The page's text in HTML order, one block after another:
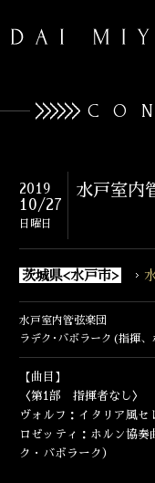
2019
10/27
日曜日
水戸室内
茨城県<水戸市>
水戸室内管弦楽団
ラデク･バボラーク(指揮、
【曲目】
〈第1部 指揮者なし〉
ヴォルフ：イタリア風セ
ロゼッティ：ホルン協
ク・バボラーク）